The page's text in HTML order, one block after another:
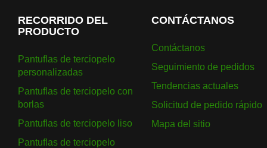
RECORRIDO DEL
PRODUCTO
Pantuflas de terciopelo
personalizadas
Pantuflas de terciopelo con
borlas
Pantuflas de terciopelo liso
Pantuflas de terciopelo
CONTÁCTANOS
Contáctanos
Seguimiento de pedidos
Tendencias actuales
Solicitud de pedido rápido
Mapa del sitio